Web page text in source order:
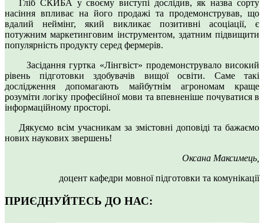
Гліб СКИБА у своєму виступі дослідив, як назва сорту
насіння впливає на його продажі та продемонстрував, що
вдалий неймінг, який викликає позитивні асоціації, є
потужним маркетинговим інструментом, здатним підвищити
популярність продукту серед фермерів.
Засідання гуртка «Лінгвіст» продемонструвало високий
рівень підготовки здобувачів вищої освіти. Саме такі
дослідження допомагають майбутнім агрономам краще
розуміти логіку професійної мови та впевненіше почуватися в
інформаційному просторі.
Дякуємо всім учасникам за змістовні доповіді та бажаємо
нових наукових звершень!
Оксана Максимець,
доцент кафедри мовної підготовки та комунікації
ПРИЄДНУЙТЕСЬ ДО НАС: